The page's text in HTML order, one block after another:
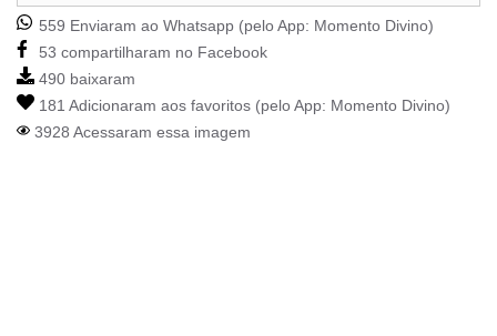
559 Enviaram ao Whatsapp (pelo App: Momento Divino)
53 compartilharam no Facebook
490 baixaram
181 Adicionaram aos favoritos (pelo App: Momento Divino)
3928 Acessaram essa imagem